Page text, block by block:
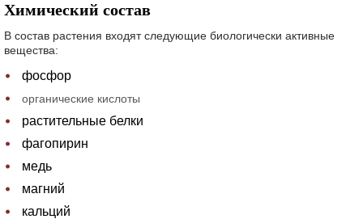
Химический состав
В состав растения входят следующие биологически активные
вещества:
фосфор
органические кислоты
растительные белки
фагопирин
медь
магний
кальций